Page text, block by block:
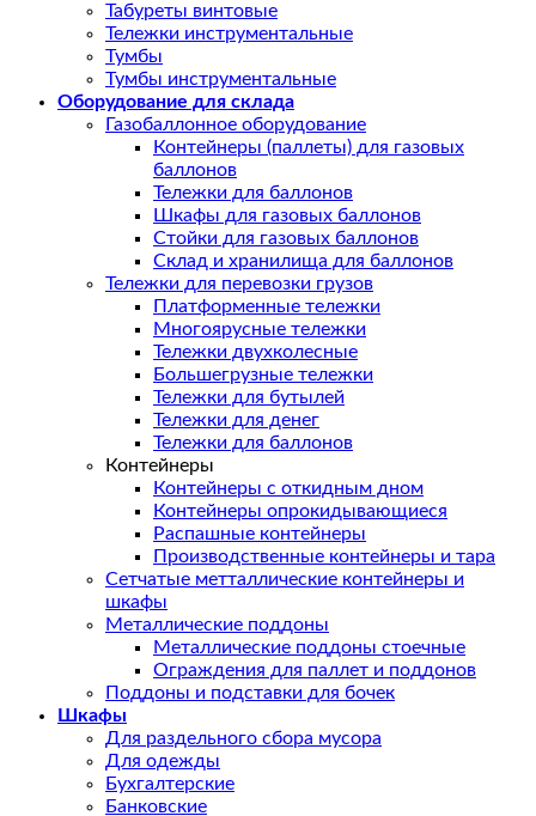
Табуреты винтовые
Тележки инструментальные
Тумбы
Тумбы инструментальные
Оборудование для склада
Газобаллонное оборудование
Контейнеры (паллеты) для газовых
баллонов
Тележки для баллонов
Шкафы для газовых баллонов
Стойки для газовых баллонов
Склад и хранилища для баллонов
Тележки для перевозки грузов
Платформенные тележки
Многоярусные тележки
Тележки двухколесные
Большегрузные тележки
Тележки для бутылей
Тележки для денег
Тележки для баллонов
Контейнеры
Контейнеры с откидным дном
Контейнеры опрокидывающиеся
Распашные контейнеры
Производственные контейнеры и тара
Сетчатые метталлические контейнеры и
шкафы
Металлические поддоны
Металлические поддоны стоечные
Ограждения для паллет и поддонов
Поддоны и подставки для бочек
Шкафы
Для раздельного сбора мусора
Для одежды
Бухгалтерские
Банковские